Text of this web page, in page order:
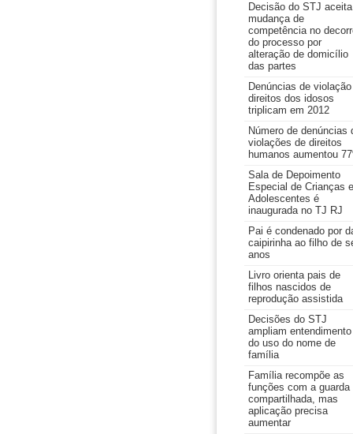
Decisão do STJ aceita
mudança de
competência no
do processo por
alteração de domicílio
das partes
Denúncias de
direitos dos idosos
triplicam em 2012
Número de denúncias
violações de direitos
humanos aumentou
Sala de Depoimento
Especial de Crianças e
Adolescentes é
inaugurada no TJ RJ
Pai é condenado por
caipirinha ao filho de
anos
Livro orienta pais de
filhos nascidos de
reprodução assistida
Decisões do STJ
ampliam entendimento
do uso do nome de
família
Família recompõe as
funções com a guarda
compartilhada, mas
aplicação precisa
aumentar